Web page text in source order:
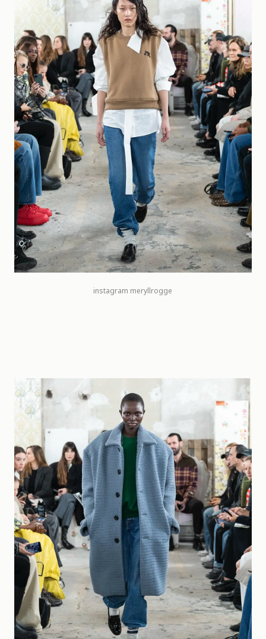
instagram meryllrogge